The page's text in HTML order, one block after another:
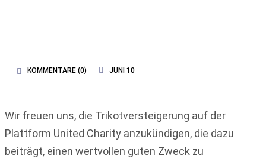
KOMMENTARE (0) JUNI 10
Wir freuen uns, die Trikotversteigerung auf der
Plattform United Charity anzukündigen, die dazu
beiträgt, einen wertvollen guten Zweck zu